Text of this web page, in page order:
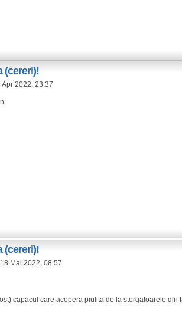
(cereri)!
Apr 2022, 23:37
(cereri)!
Mai 2022, 08:57
capacul care acopera piulita de la stergatoarele din